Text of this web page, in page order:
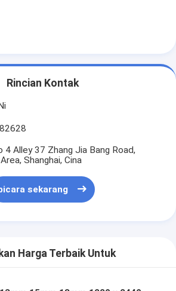
aturan
pemotongan
Rincian Kontak
4 Alley 37 Zhang Jia Bang Road,
Shanghai, Cina
sekarang
Harga Terbaik Untuk